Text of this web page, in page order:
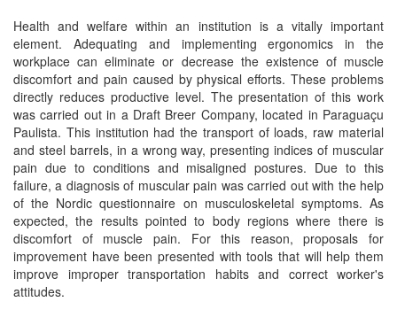
Health and welfare within an institution is a vitally important
element. Adequating and implementing ergonomics in the
workplace can eliminate or decrease the existence of muscle
discomfort and pain caused by physical efforts. These problems
directly reduces productive level. The presentation of this work
was carried out in a Draft Breer Company, located in Paraguaçu
Paulista. This institution had the transport of loads, raw material
and steel barrels, in a wrong way, presenting indices of muscular
pain due to conditions and misaligned postures. Due to this
failure, a diagnosis of muscular pain was carried out with the help
of the Nordic questionnaire on musculoskeletal symptoms. As
expected, the results pointed to body regions where there is
discomfort of muscle pain. For this reason, proposals for
improvement have been presented with tools that will help them
improve improper transportation habits and correct worker's
attitudes.